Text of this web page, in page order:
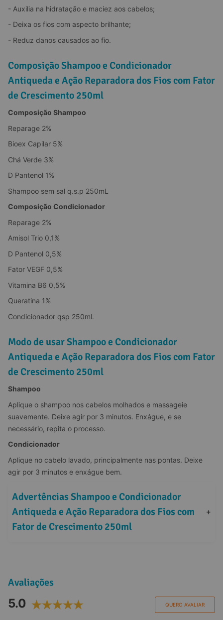
- Auxilia na hidratação e maciez aos cabelos;
- Deixa os fios com aspecto brilhante;
- Reduz danos causados ao fio.
Composição Shampoo e Condicionador
Antiqueda e Ação Reparadora dos Fios com Fator
de Crescimento 250ml
Composição Shampoo
Reparage 2%
Bioex Capilar 5%
Chá Verde 3%
D Pantenol 1%
Shampoo sem sal q.s.p 250mL
Composição Condicionador
Reparage 2%
Amisol Trio 0,1%
D Pantenol 0,5%
Fator VEGF 0,5%
Vitamina B6 0,5%
Queratina 1%
Condicionador qsp 250mL
Modo de usar Shampoo e Condicionador
Antiqueda e Ação Reparadora dos Fios com Fator
de Crescimento 250ml
Shampoo
Aplique o shampoo nos cabelos molhados e massageie
suavemente. Deixe agir por 3 minutos. Enxágue, e se
necessário, repita o processo.
Condicionador
Aplique no cabelo lavado, principalmente nas pontas. Deixe
agir por 3 minutos e enxágue bem.
Advertências Shampoo e Condicionador
Antiqueda e Ação Reparadora dos Fios com
Fator de Crescimento 250ml
+
Avaliações
5.0 QUERO AVALIAR